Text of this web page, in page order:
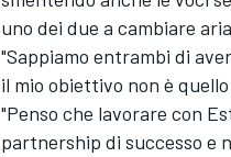
uno dei due a cambiare
"Sappiamo entrambi di
il mio obiettivo non è
"Penso che lavorare con
partnership di successo e